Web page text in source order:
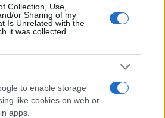
Collection, Use,
or Sharing of my
Is Unrelated with the
it was collected.
to enable storage
like cookies on web or
apps.
ωστόσο, δεν κατέστη
η σφαίρα και εκτιμάται πως θα
του. Τα τραύματά
και χρειάστηκε να του
4 στο μικρότερο.